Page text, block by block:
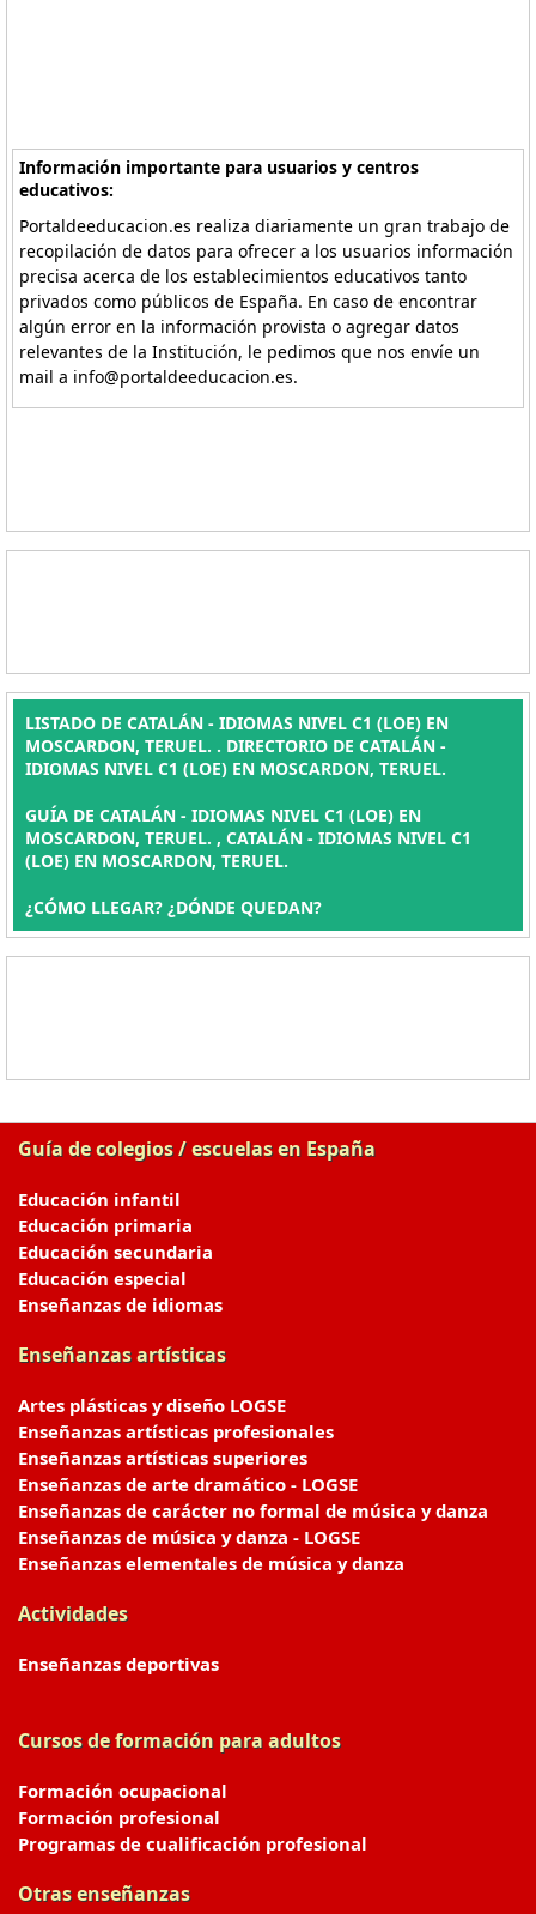
Información importante para usuarios y centros
educativos:
Portaldeeducacion.es realiza diariamente un gran trabajo de
recopilación de datos para ofrecer a los usuarios información
precisa acerca de los establecimientos educativos tanto
privados como públicos de España. En caso de encontrar
algún error en la información provista o agregar datos
relevantes de la Institución, le pedimos que nos envíe un
mail a info@portaldeeducacion.es.
LISTADO DE CATALÁN - IDIOMAS NIVEL C1 (LOE) EN
MOSCARDON, TERUEL. . DIRECTORIO DE CATALÁN -
IDIOMAS NIVEL C1 (LOE) EN MOSCARDON, TERUEL.
GUÍA DE CATALÁN - IDIOMAS NIVEL C1 (LOE) EN
MOSCARDON, TERUEL. , CATALÁN - IDIOMAS NIVEL C1
(LOE) EN MOSCARDON, TERUEL.
¿CÓMO LLEGAR? ¿DÓNDE QUEDAN?
Guía de colegios / escuelas en España
Educación infantil
Educación primaria
Educación secundaria
Educación especial
Enseñanzas de idiomas
Enseñanzas artísticas
Artes plásticas y diseño LOGSE
Enseñanzas artísticas profesionales
Enseñanzas artísticas superiores
Enseñanzas de arte dramático - LOGSE
Enseñanzas de carácter no formal de música y danza
Enseñanzas de música y danza - LOGSE
Enseñanzas elementales de música y danza
Actividades
Enseñanzas deportivas
Cursos de formación para adultos
Formación ocupacional
Formación profesional
Programas de cualificación profesional
Otras enseñanzas